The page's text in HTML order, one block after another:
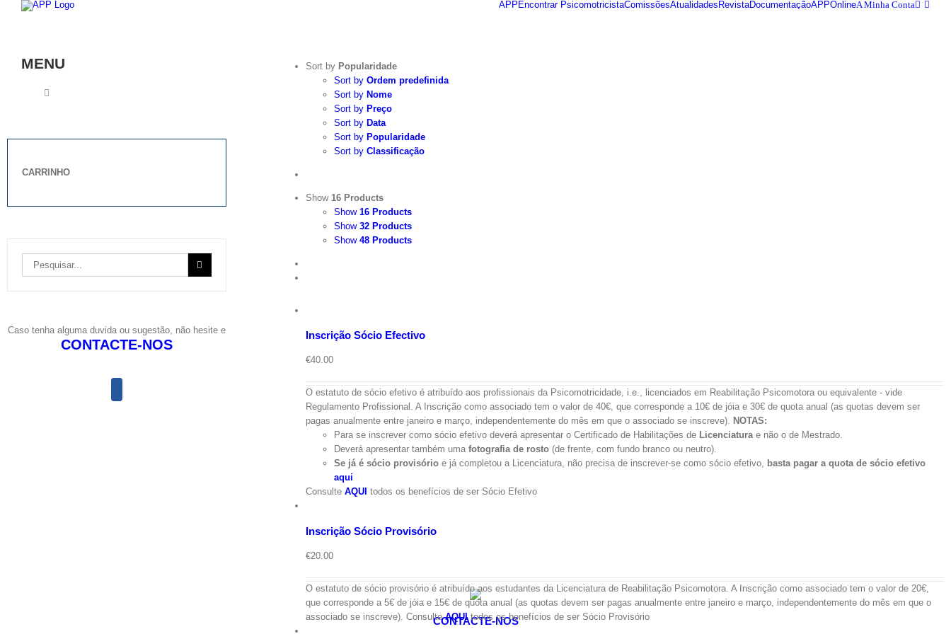
APP Encontrar PsicomotricistaComissõesAtualidades RevistaDocumentaçãoAPPOnlineA Minha Conta
Sort by Popularidade
Sort by Ordem predefinida
Sort by Nome
Sort by Preço
Sort by Data
Sort by Popularidade
Sort by Classificação
Show 16 Products
Show 16 Products
Show 32 Products
Show 48 Products
Inscrição Sócio Efectivo
€40.00
O estatuto de sócio efetivo é atribuído aos profissionais da Psicomotricidade, i.e., licenciados em Reabilitação Psicomotora ou equivalente - vide
Regulamento Profissional. A Inscrição como associado tem o valor de 40€, que corresponde a 10€ de jóia e 30€ de quota anual (as quotas devem ser
pagas anualmente entre janeiro e março, independentemente do mês em que o associado se inscreve). NOTAS:
Para se inscrever como sócio efetivo deverá apresentar o Certificado de Habilitações de Licenciaturae não o de Mestrado.
Deverá apresentar também uma fotografia de rosto(de frente, com fundo branco ou neutro).
Se já é sócio provisório e já completou a Licenciatura, não precisa de inscrever-se como sócio efetivo, basta pagar a quota de sócio efetivo
aqui
Consulte AQUI todos os benefícios de ser Sócio Efetivo
Inscrição Sócio Provisório
€20.00
O estatuto de sócio provisório é atribuído aos estudantes da Licenciatura de Reabilitação Psicomotora. A Inscrição como associado tem o valor de 20€,
que corresponde a 5€ de jóia e 15€ de quota anual (as quotas devem ser pagas anualmente entre janeiro e março, independentemente do mês em que o
associado se inscreve). ConsulteAQUItodos os benefícios de ser Sócio Provisório
MENU
CARRINHO
Pesquisar
Caso tenha alguma duvida ou sugestão, não hesite e
CONTACTE-NOS
CONTACTE-NOS
Concordo